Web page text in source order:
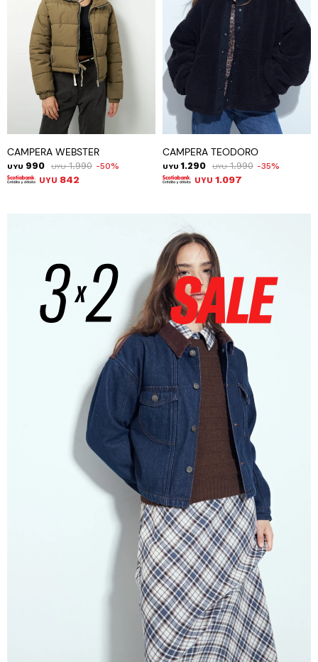
CAMPERA WEBSTER
UYU 990 UYU 1.990 50
UYU 842
CAMPERA TEODORO
UYU 1.290 UYU 1.990 35
UYU 1.097